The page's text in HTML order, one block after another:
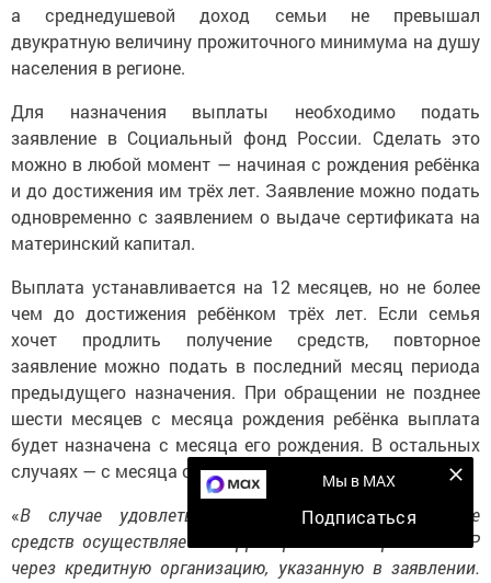
а среднедушевой доход семьи не превышал
двукратную величину прожиточного минимума на душу
населения в регионе.
Для назначения выплаты необходимо подать
заявление в Социальный фонд России. Сделать это
можно в любой момент — начиная с рождения ребёнка
и до достижения им трёх лет. Заявление можно подать
одновременно с заявлением о выдаче сертификата на
материнский капитал.
Выплата устанавливается на 12 месяцев, но не более
чем до достижения ребёнком трёх лет. Если семья
хочет продлить получение средств, повторное
заявление можно подать в последний месяц периода
предыдущего назначения. При обращении не позднее
шести месяцев с месяца рождения ребёнка выплата
будет назначена с месяца его рождения. В остальных
случаях — с месяца обращения.
«В случае удовлетворения заявления перечисление
средств осуществляется территориальным органом СФР
через кредитную организацию, указанную в заявлении.
Мы в MAX
Подписаться